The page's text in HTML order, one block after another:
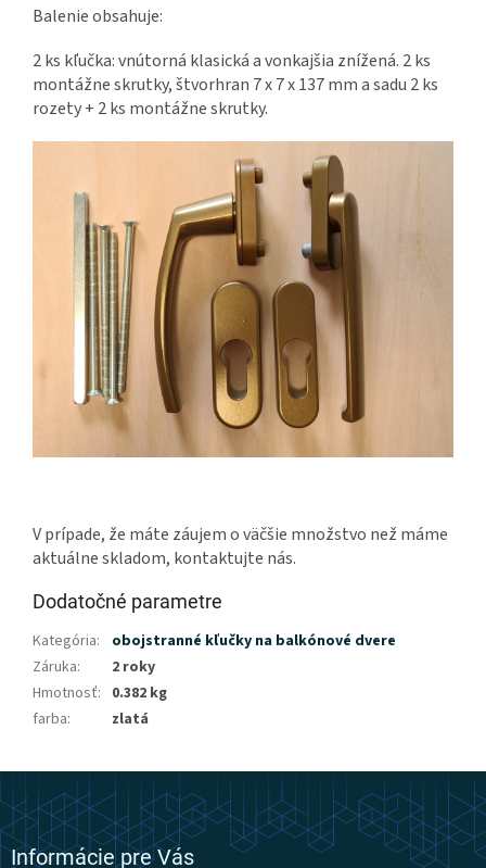
Balenie obsahuje:
2 ks kľučka: vnútorná klasická a vonkajšia znížená. 2 ks
montážne skrutky, štvorhran 7 x 7 x 137 mm a sadu 2 ks
rozety + 2 ks montážne skrutky.
V prípade, že máte záujem o väčšie množstvo než máme
aktuálne skladom, kontaktujte nás.
Dodatočné parametre
Kategória:
obojstranné kľučky na balkónové dvere
Záruka:
2 roky
Hmotnosť: 0.382 kg
farba: zlatá
Z
á
p
äInformácie pre Vás